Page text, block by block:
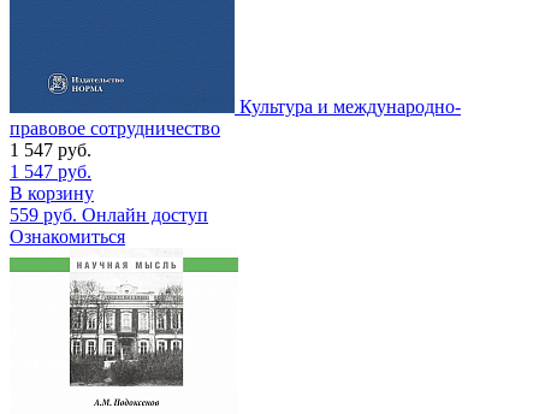
Культура и международно-
правовое сотрудничество
1 547 руб.
1 547 руб.
В корзину
559 руб. Онлайн доступ
Ознакомиться